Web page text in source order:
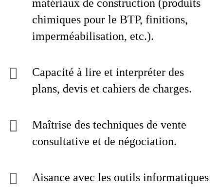
matériaux de construction (produits
chimiques pour le BTP, finitions,
imperméabilisation, etc.).
Capacité à lire et interpréter des
plans, devis et cahiers de charges.
Maîtrise des techniques de vente
consultative et de négociation.
Aisance avec les outils informatiques